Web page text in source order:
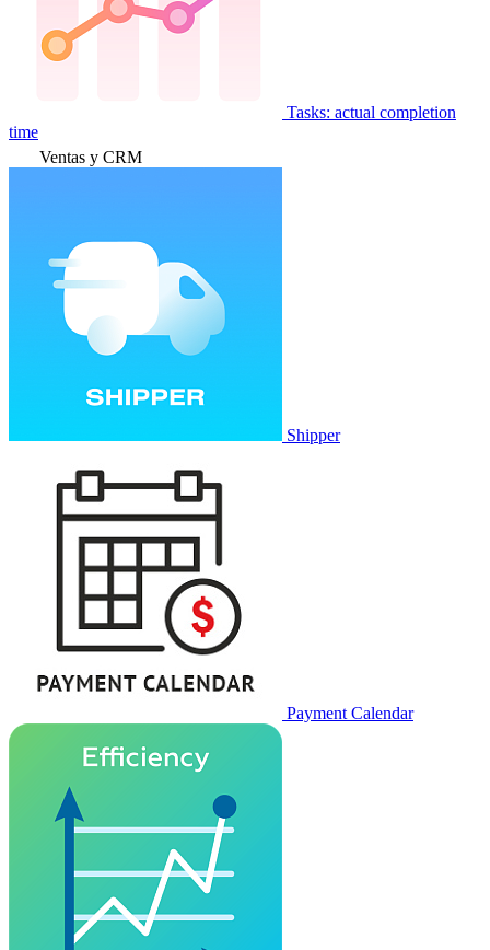
Tasks: actual completion
time
Ventas y CRM
Shipper
Payment Calendar